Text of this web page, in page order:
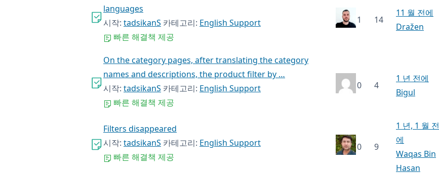
languages
시작: tadsikanS 카테고리: English Support
빠른 해결책 제공
1 14
11 월 전에
Dražen
On the category pages, after translating the category
names and descriptions, the product filter by …
시작: tadsikanS 카테고리: English Support
빠른 해결책 제공
0 4
1 년 전에
Bigul
Filters disappeared
시작: tadsikanS 카테고리: English Support
빠른 해결책 제공
0 9
1 년, 1 월 전
에
Waqas Bin
Hasan